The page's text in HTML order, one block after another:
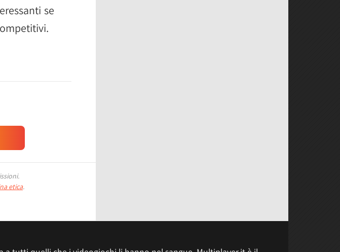
se
etica.